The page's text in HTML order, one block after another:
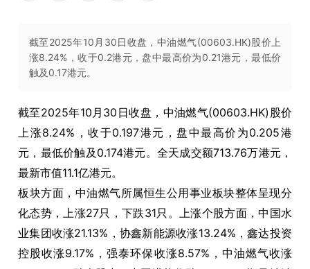
截至2025年10月30日收盘，中油燃气(00603.HK)股价上
涨8.24%，收于0.2港元，盘中最高价为0.21港元，最低价
触及0.17港元。
截至2025年10月30日收盘，中油燃气(00603.HK)股价
上涨8.24%，收于0.197港元，盘中最高价为0.205港
元，最低价触及0.174港元。全天成交额713.76万港元，
最新市值11.1亿港元。
板块方面，中油燃气所属恒生公用事业板块整体呈现分
化态势，上涨27只，下跌31只。上涨个股方面，中国水
业集团收涨21.13%，协鑫新能源收涨13.24%，鑫达投资
控股收涨9.17%，强泰环保收涨8.57%，中油燃气收涨